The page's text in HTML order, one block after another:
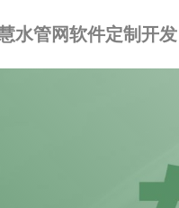
水管网软件定制开发